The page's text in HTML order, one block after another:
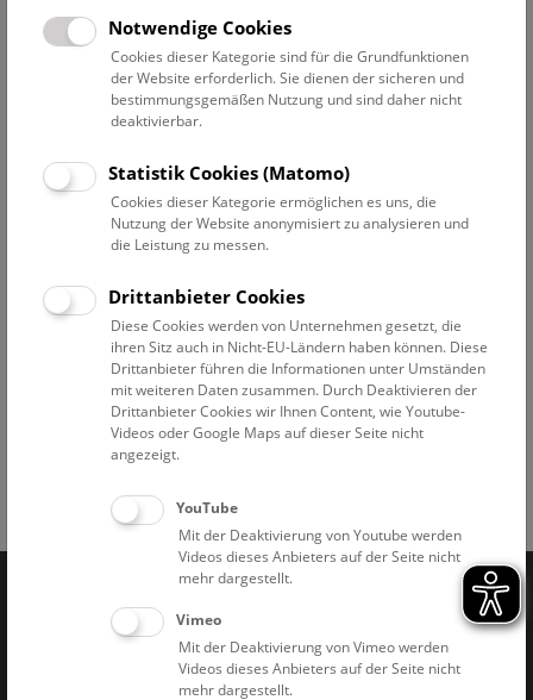
Ein kulturhistorischer Spaziergang durch das Museum bis
auf die Dachterrasse mit fantastischem Wienblick wird zum
unvergesslichen Erlebnis.
Jeden Freitag, Samstag und Sonntag, 16.00, sowie jeden
Mittwoch, 18:30 (deutsch)
Every Friday, Saturday, and Sunday, 15:00 (English)
Eintrittskarte
Führungskarte € 9,-.
Keine Anmeldung erforderlich!
Bitte beachten Sie, dass die Dachterrassenicht barrierefrei
ist und dass der Zutritt auf die Dachterrasse erst
ab 12 Jahren gestattet ist.
Follow us on Facebook
Naturhistorisches Museum Wien © 2026
Notwendige Cookies
Cookies dieser Kategorie sind für die Grundfunktionen
der Website erforderlich. Sie dienen der sicheren und
bestimmungsgemäßen Nutzung und sind daher nicht
deaktivierbar.
Statistik Cookies (Matomo)
Cookies dieser Kategorie ermöglichen es uns, die
Nutzung der Website anonymisiert zu analysieren und
die Leistung zu messen.
Drittanbieter Cookies
Diese Cookies werden von Unternehmen gesetzt, die
ihren Sitz auch in Nicht-EU-Ländern haben können. Diese
Drittanbieter führen die Informationen unter Umständen
mit weiteren Daten zusammen. Durch Deaktivieren der
Drittanbieter Cookies wir Ihnen Content, wie Youtube-
Videos oder Google Maps auf dieser Seite nicht
angezeigt.
YouTube
Mit der Deaktivierung von Youtube werden
Videos dieses Anbieters auf der Seite nicht
mehr dargestellt.
Vimeo
Mit der Deaktivierung von Vimeo werden
Videos dieses Anbieters auf der Seite nicht
mehr dargestellt.